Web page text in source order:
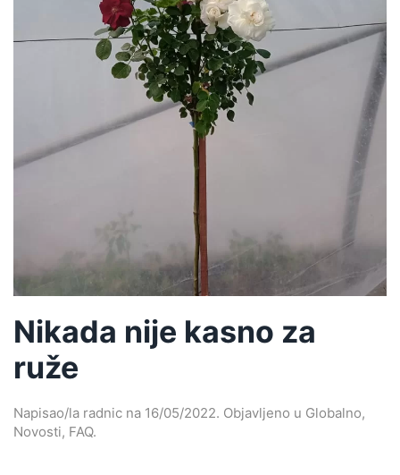
Nikada nije kasno za
ruže
Napisao/la radnic na 16/05/2022. Objavljeno u Globalno,
Novosti, FAQ.